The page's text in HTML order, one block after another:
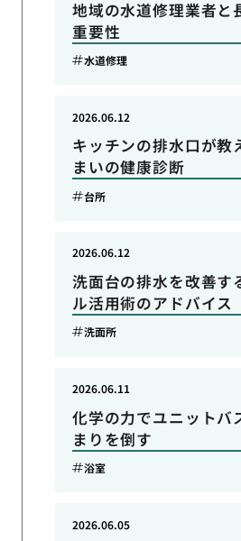
地域の水道修理業者と
重要性
水道修理
キッチンの排水口が教
まいの健康診断
2026.06.12
台所
洗面台の排水を改善す
ル活用術のアドバイス
2026.06.12
洗面所
化学の力でユニットバ
まりを倒す
2026.06.11
浴室
2026.06.05